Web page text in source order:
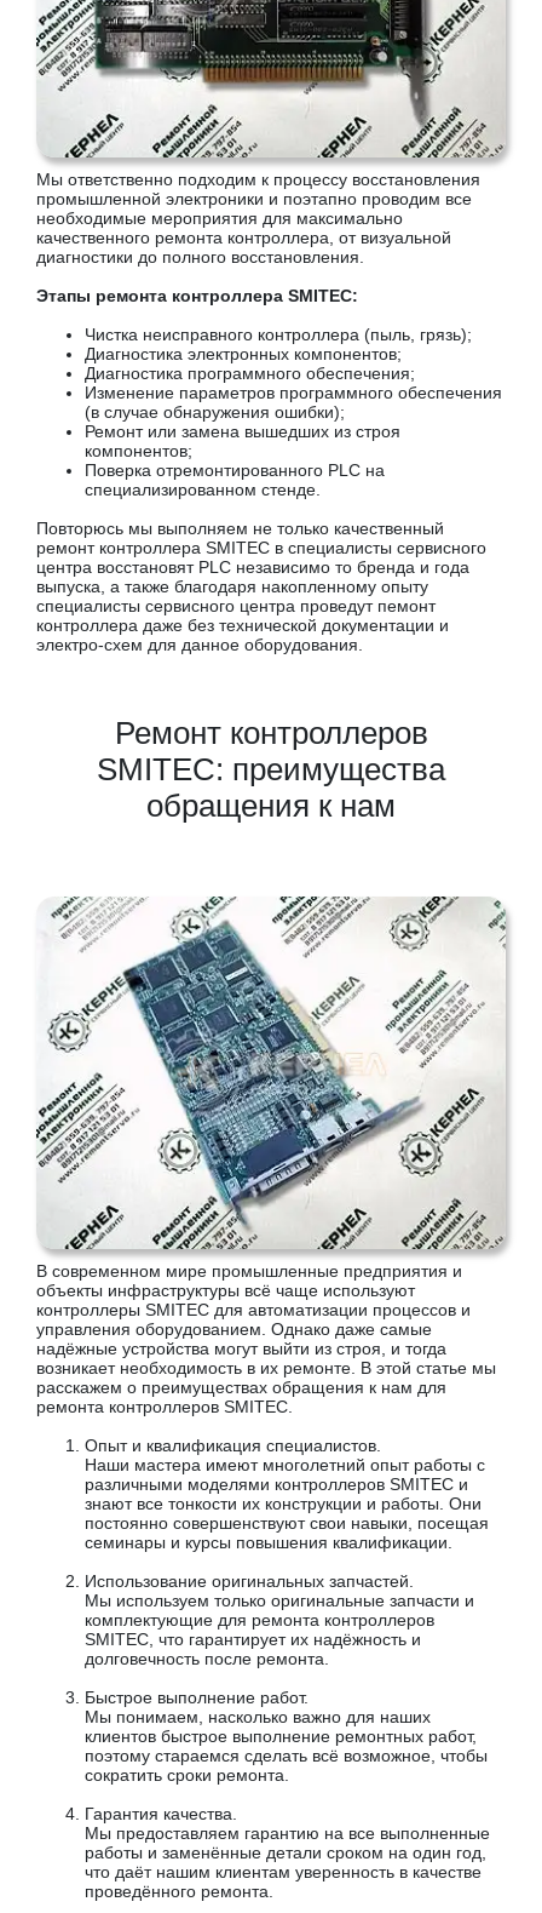
Мы ответственно подходим к процессу восстановления
промышленной электроники и поэтапно проводим все
необходимые мероприятия для максимально
качественного ремонта контроллера, от визуальной
диагностики до полного восстановления.
Этапы ремонта контроллера SMITEC:
Чистка неисправного контроллера (пыль, грязь);
Диагностика электронных компонентов;
Диагностика программного обеспечения;
Изменение параметров программного обеспечения
(в случае обнаружения ошибки);
Ремонт или замена вышедших из строя
компонентов;
Поверка отремонтированного PLC на
специализированном стенде.
Повторюсь мы выполняем не только качественный
ремонт контроллера SMITEC в специалисты сервисного
центра восстановят PLC независимо то бренда и года
выпуска, а также благодаря накопленному опыту
специалисты сервисного центра проведут пемонт
контроллера даже без технической документации и
электро-схем для данное оборудования.
Ремонт контроллеров
SMITEC: преимущества
обращения к нам
В современном мире промышленные предприятия и
объекты инфраструктуры всё чаще используют
контроллеры SMITEC для автоматизации процессов и
управления оборудованием. Однако даже самые
надёжные устройства могут выйти из строя, и тогда
возникает необходимость в их ремонте. В этой статье мы
расскажем о преимуществах обращения к нам для
ремонта контроллеров SMITEC.
Опыт и квалификация специалистов.
Наши мастера имеют многолетний опыт работы с
различными моделями контроллеров SMITEC и
знают все тонкости их конструкции и работы. Они
постоянно совершенствуют свои навыки, посещая
семинары и курсы повышения квалификации.
Использование оригинальных запчастей.
Мы используем только оригинальные запчасти и
комплектующие для ремонта контроллеров
SMITEC, что гарантирует их надёжность и
долговечность после ремонта.
Быстрое выполнение работ.
Мы понимаем, насколько важно для наших
клиентов быстрое выполнение ремонтных работ,
поэтому стараемся сделать всё возможное, чтобы
сократить сроки ремонта.
Гарантия качества.
Мы предоставляем гарантию на все выполненные
работы и заменённые детали сроком на один год,
что даёт нашим клиентам уверенность в качестве
проведённого ремонта.